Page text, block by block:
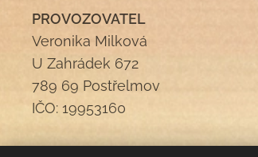
PROVOZOVATEL
Veronika Milková
U Zahrádek 672
789 69 Postřelmov
IČO: 19953160